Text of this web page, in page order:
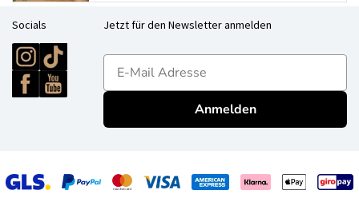
Socials Jetzt für den Newsletter anmelden
E-mailadres
Anmelden